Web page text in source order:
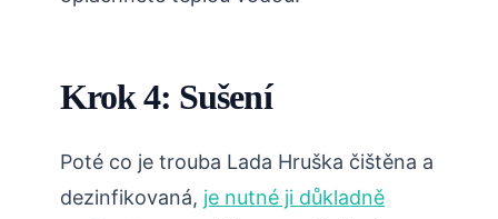
Krok 4: Sušení
Poté co je trouba Lada Hruška čištěna a
dezinfikovaná, je nutné ji důkladně